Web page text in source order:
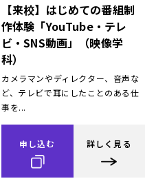
【来校】はじめての番組制
作体験「YouTube・テレ
ビ・SNS動画」（映像学
科）
カメラマンやディレクター、音声な
ど、テレビで耳にしたことのある仕
事を...
申し込む 詳しく見る